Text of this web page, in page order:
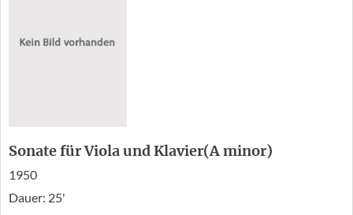
Sonate für Viola und Klavier(A minor)
1950
Dauer: 25'